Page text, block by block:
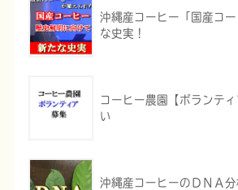
沖縄産コーヒー「国産コ
な史実！
コーヒー農園【ボランテ
い
沖縄産コーヒーのＤＮＡ